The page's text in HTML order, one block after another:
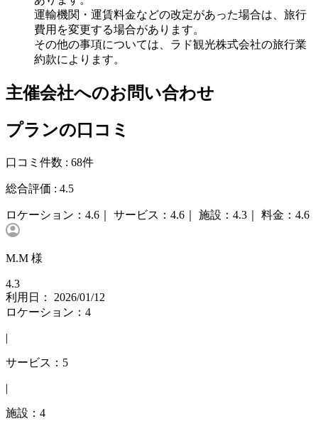
運輸機関・運賃料金などの改定があった場合は、旅行
費用を変更する場合があります。
その他の事項については、ラド観光株式会社の旅行業
約款によります。
主催会社へのお問い合わせ
プランの口コミ
口コミ件数 : 68件
総合評価 : 4.5
ロケーション： 4.6｜ サービス： 4.6｜ 施設： 4.3｜ 料金： 4.6
M.M 様
4.3
利用日： 2026/01/12
ロケーション：4
|
サービス：5
|
施設：4